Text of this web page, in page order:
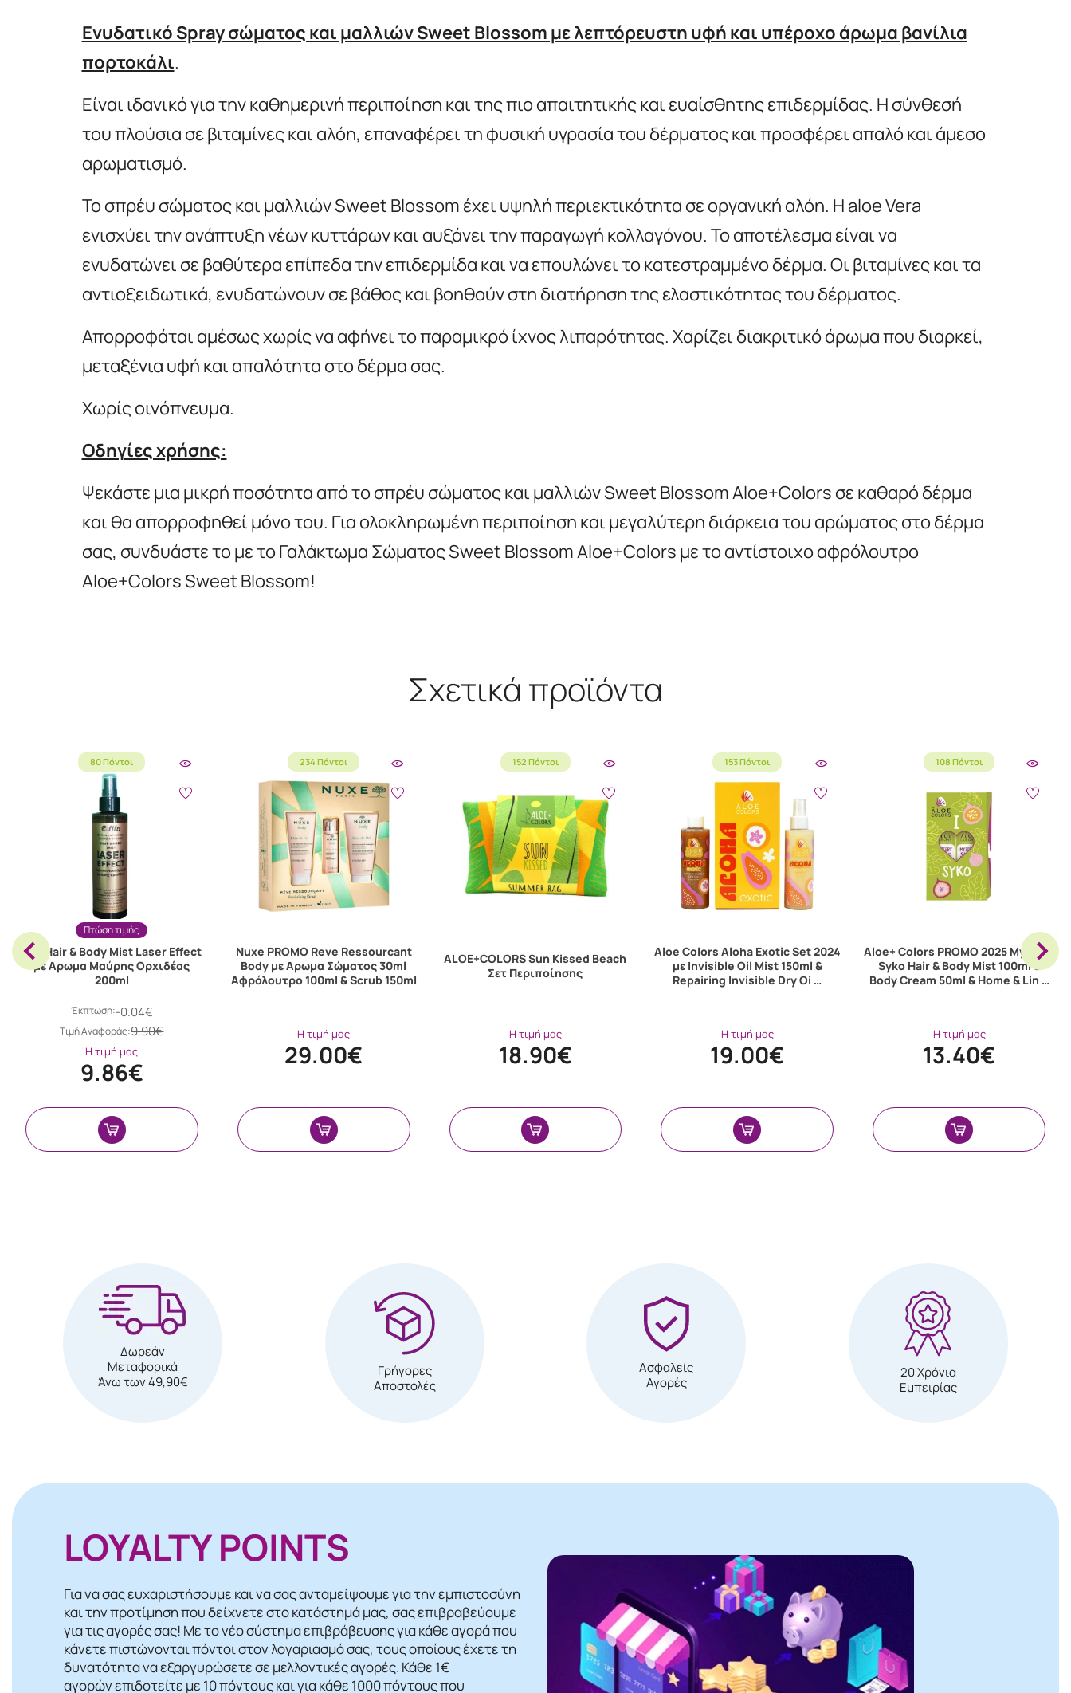
Ενυδατικό Spray σώματος και μαλλιών Sweet Blossom με λεπτόρευστη υφή και υπέροχο άρωμα βανίλια
πορτοκάλι.
Είναι ιδανικό για την καθημερινή περιποίηση και της πιο απαιτητικής και ευαίσθητης επιδερμίδας. Η σύνθεσή
του πλούσια σε βιταμίνες και αλόη, επαναφέρει τη φυσική υγρασία του δέρματος και προσφέρει απαλό και άμεσο
αρωματισμό.
Το σπρέυ σώματος και μαλλιών Sweet Blossom έχει υψηλή περιεκτικότητα σε οργανική αλόη. Η aloe Vera
ενισχύει την ανάπτυξη νέων κυττάρων και αυξάνει την παραγωγή κολλαγόνου. Το αποτέλεσμα είναι να
ενυδατώνει σε βαθύτερα επίπεδα την επιδερμίδα και να επουλώνει το κατεστραμμένο δέρμα. Οι βιταμίνες και τα
αντιοξειδωτικά, ενυδατώνουν σε βάθος και βοηθούν στη διατήρηση της ελαστικότητας του δέρματος.
Απορροφάται αμέσως χωρίς να αφήνει το παραμικρό ίχνος λιπαρότητας. Χαρίζει διακριτικό άρωμα που διαρκεί,
μεταξένια υφή και απαλότητα στο δέρμα σας.
Χωρίς οινόπνευμα.
Οδηγίες χρήσης:
Ψεκάστε μια μικρή ποσότητα από το σπρέυ σώματος και μαλλιών Sweet Blossom Aloe+Colors σε καθαρό δέρμα
και θα απορροφηθεί μόνο του. Για ολοκληρωμένη περιποίηση και μεγαλύτερη διάρκεια του αρώματος στο δέρμα
σας, συνδυάστε το με το Γαλάκτωμα Σώματος Sweet Blossom Aloe+Colors με το αντίστοιχο αφρόλουτρο
Aloe+Colors Sweet Blossom!
Σχετικά προϊόντα
80 Πόντοι
Πτώση τιμής
Fito Hair & Body Mist Laser Effect
με Αρωμα Μαύρης Ορχιδέας
200ml
Έκπτωση:-0.04€
Tιμή Αναφοράς:9.90€
Η τιμή μας
9.86€
234 Πόντοι
Nuxe PROMO Reve Ressourcant
Body με Αρωμα Σώματος 30ml
Αφρόλουτρο 100ml & Scrub 150ml
Η τιμή μας
29.00€
152 Πόντοι
ALOE+COLORS Sun Kissed Beach
Σετ Περιποίησης
Η τιμή μας
18.90€
153 Πόντοι
Aloe Colors Aloha Exotic Set 2024
με Invisible Oil Mist 150ml &
Repairing Invisible Dry Oi …
Η τιμή μας
19.00€
108 Πόντοι
Aloe+ Colors PROMO 2025 Mystery
Syko Hair & Body Mist 100ml &
Body Cream 50ml & Home & Lin …
Η τιμή μας
13.40€
Δωρεάν
Μεταφορικά
Άνω των 49,90€
Γρήγορες
Αποστολές
Ασφαλείς
Αγορές
20 Χρόνια
Εμπειρίας
LOYALTY POINTS
Για να σας ευχαριστήσουμε και να σας ανταμείψουμε για την εμπιστοσύνη
και την προτίμηση που δείχνετε στο κατάστημά μας, σας επιβραβεύουμε
για τις αγορές σας! Mε το νέο σύστημα επιβράβευσης για κάθε αγορά που
κάνετε πιστώνονται πόντοι στον λογαριασμό σας, τους οποίους έχετε τη
δυνατότητα να εξαργυρώσετε σε μελλοντικές αγορές. Κάθε 1€
αγορών επιδοτείτε με 10 πόντους και για κάθε 1000 πόντους που